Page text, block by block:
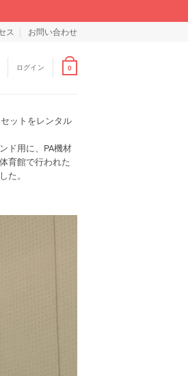
ス お問い合わせ
ログイン 0
ットをレンタル
ド用に、PA機材
育館で行われた
た。